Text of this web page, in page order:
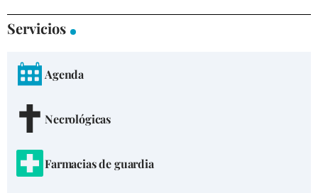
Servicios
Agenda
Necrológicas
Farmacias de guardia